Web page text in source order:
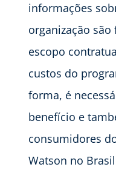
informações
organização
escopo
custos do
forma, é
benefício e
consumidores
Watson no